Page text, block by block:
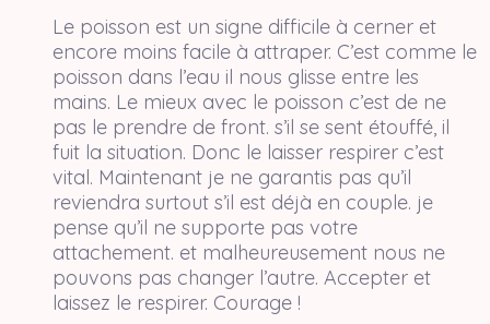
Le poisson est un signe difficile à cerner et
encore moins facile à attraper. C’est comme le
poisson dans l’eau il nous glisse entre les
mains. Le mieux avec le poisson c’est de ne
pas le prendre de front. s’il se sent étouffé, il
fuit la situation. Donc le laisser respirer c’est
vital. Maintenant je ne garantis pas qu’il
reviendra surtout s’il est déjà en couple. je
pense qu’il ne supporte pas votre
attachement. et malheureusement nous ne
pouvons pas changer l’autre. Accepter et
laissez le respirer. Courage !